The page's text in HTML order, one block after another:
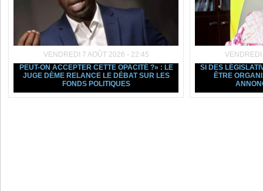
VENDREDI 7 AOÛT 2026 - 22:45
PEUT-ON ACCEPTER CETTE OPACITÉ ?» : LE
JUGE DÈME RELANCE LE DÉBAT SUR LES
FONDS POLITIQUES
SI DES
ÊTRE